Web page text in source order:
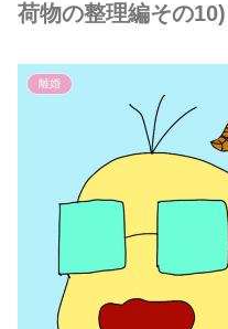
荷物の整理編その10)
離婚